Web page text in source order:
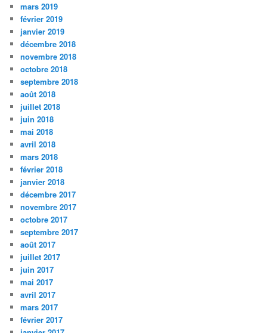
mars 2019
février 2019
janvier 2019
décembre 2018
novembre 2018
octobre 2018
septembre 2018
août 2018
juillet 2018
juin 2018
mai 2018
avril 2018
mars 2018
février 2018
janvier 2018
décembre 2017
novembre 2017
octobre 2017
septembre 2017
août 2017
juillet 2017
juin 2017
mai 2017
avril 2017
mars 2017
février 2017